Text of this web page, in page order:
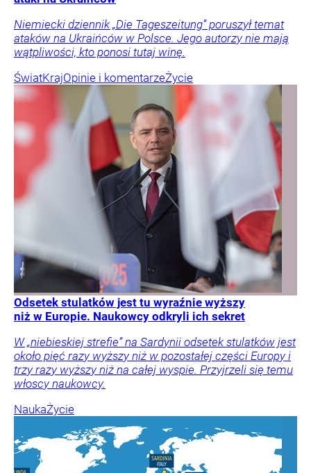
Niemiecki dziennik „Die Tageszeitung” poruszył temat
ataków na Ukraińców w Polsce. Jego autorzy nie mają
wątpliwości, kto ponosi tutaj winę.
ŚwiatKrajOpinie i komentarzeŻycie
Odsetek stulatków jest tu wyraźnie wyższy
niż w Europie. Naukowcy odkryli ich sekret
W „niebieskiej strefie” na Sardynii odsetek stulatków jest
około pięć razy wyższy niż w pozostałej części Europy i
trzy razy wyższy niż na całej wyspie. Przyjrzeli się temu
włoscy naukowcy.
NaukaŻycie